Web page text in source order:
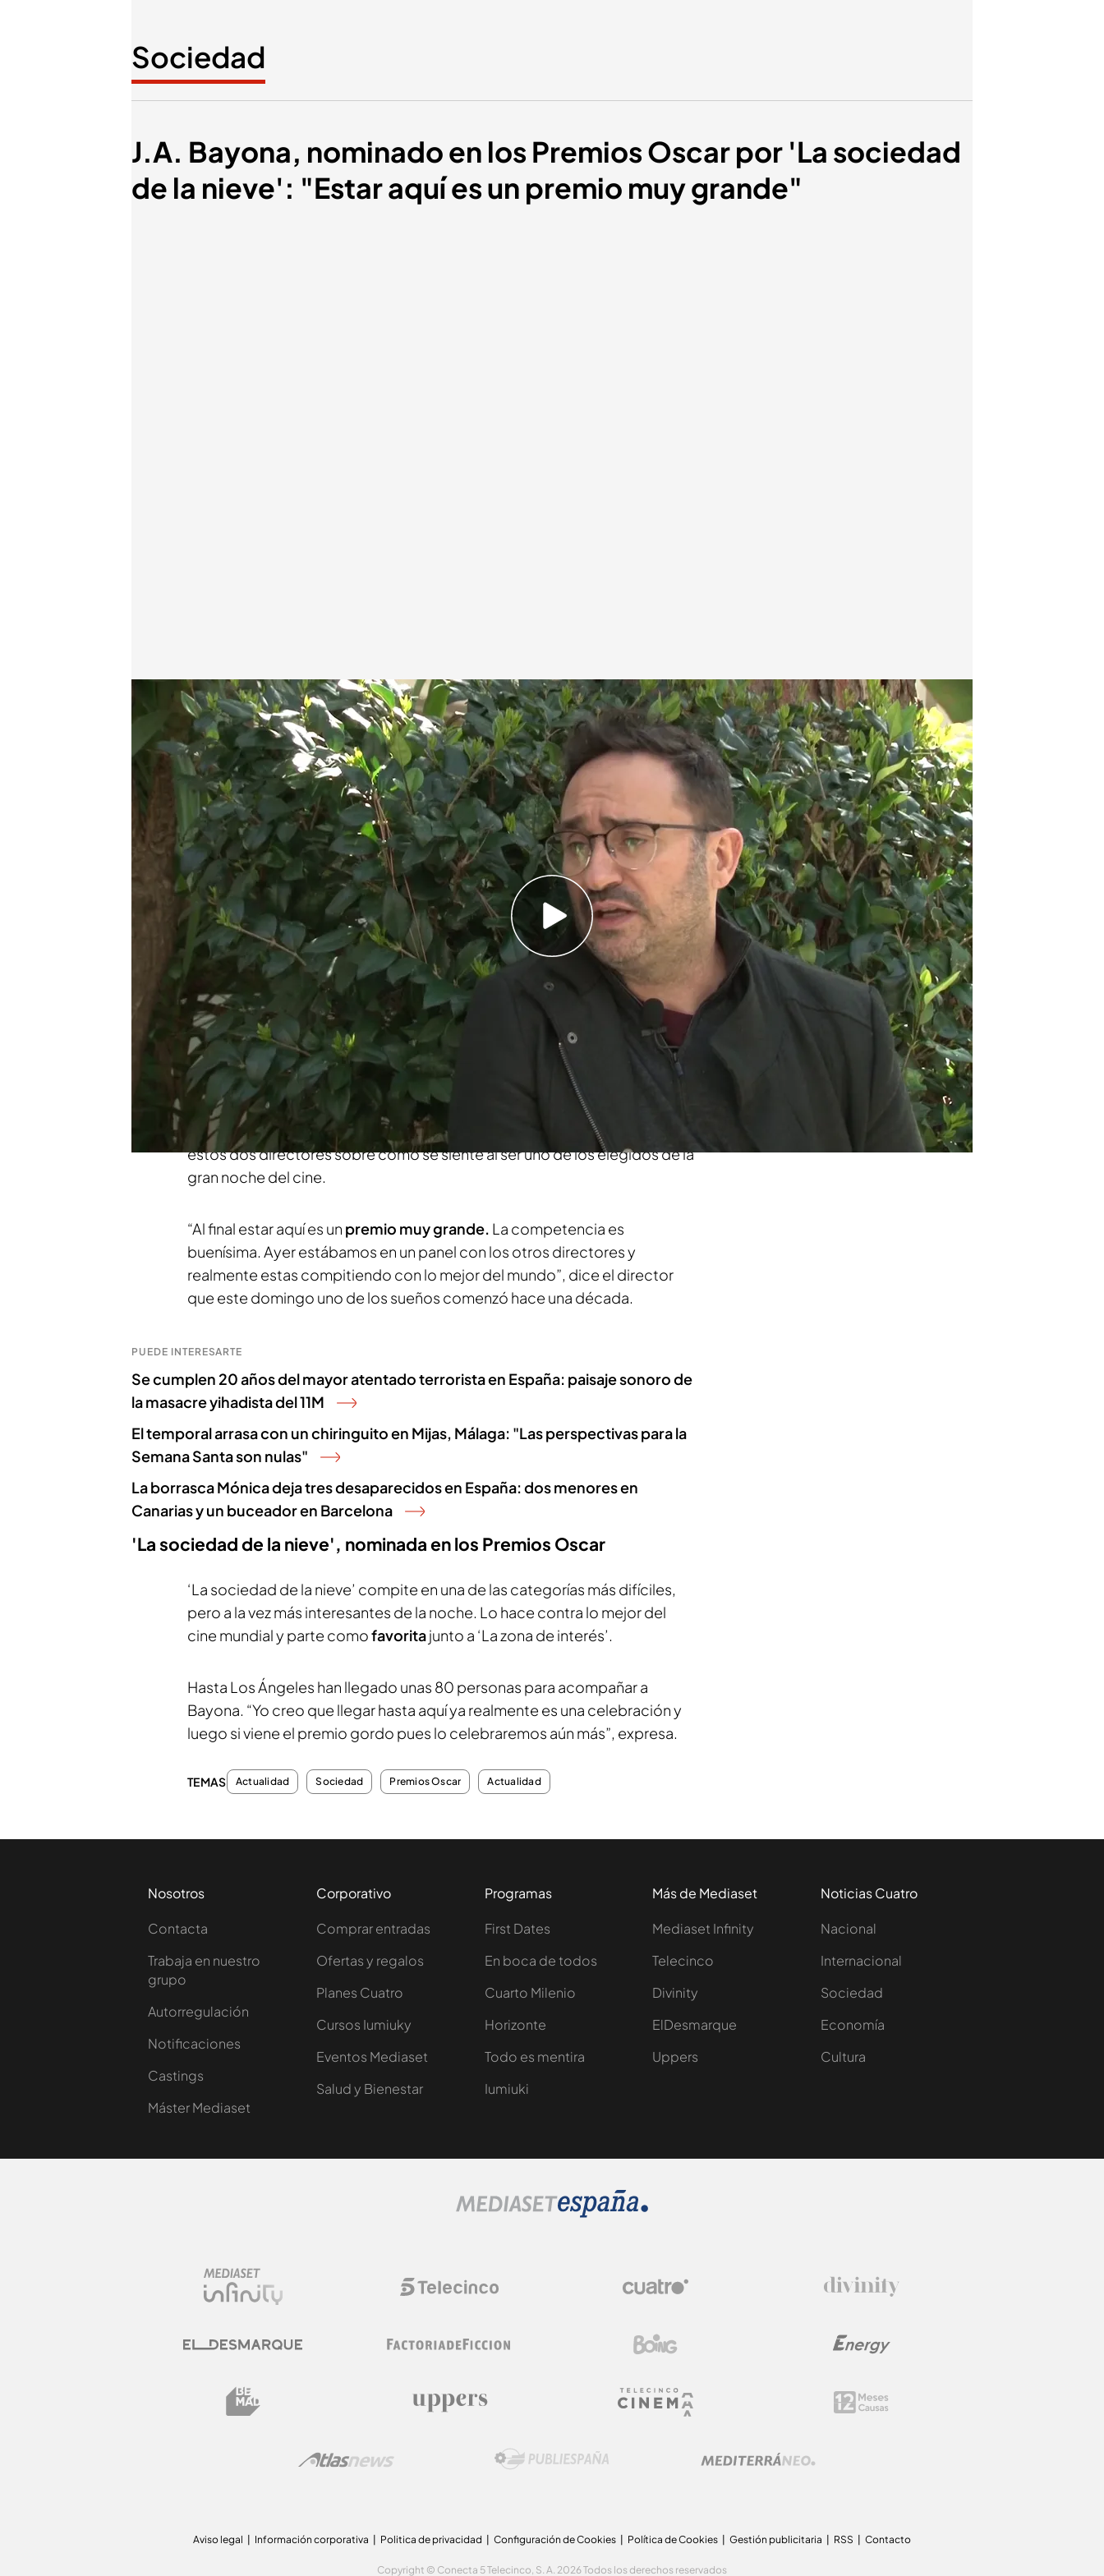
Sociedad
J.A. Bayona, nominado en los Premios Oscar por 'La sociedad
de la nieve': "Estar aquí es un premio muy grande"
J.A. Bayona, horas antes de los Premios Oscar': "Estar aquí es un premio muy grande" .Noticias Cuatro
Redacción digital Noticias Cuatro
10 MAR 2024 - 15:13h.
La película de 'La sociedad de la nieve' opta al Óscar por mejor película
internacional
Hasta Los Ángeles han llegado unas 80 personas para acompañar a
Juan Antonio Bayona
"Si viene el premio gordo pues lo celebraremos aún más”, expresa su
director
Compartir
Este 10 de marzo se celebra la 96ª edición de los Premios Oscar
tenemos que celebrar dos películas españolas entre las nominadas:
sociedad de la nieve’, de Juan Antonio Bayona
y ‘Robot dreams’ de Pablo
Berger.Marisol Teso , enviada especial, ha podido hablar con el primero de
estos dos directores sobre cómo se siente al ser uno de los elegidos de la
gran noche del cine.
“Al final estar aquí es un premio muy grande. La competencia es
buenísima. Ayer estábamos en un panel con los otros directores y
realmente estas compitiendo con lo mejor del mundo”, dice el director
que este domingo uno de los sueños comenzó hace una década.
PUEDE INTERESARTE
Se cumplen 20 años del mayor atentado terrorista en España: paisaje sonoro de
la masacre yihadista del 11M
El temporal arrasa con un chiringuito en Mijas, Málaga: "Las perspectivas para la
Semana Santa son nulas"
La borrasca Mónica deja tres desaparecidos en España: dos menores en
Canarias y un buceador en Barcelona
'La sociedad de la nieve', nominada en los Premios Oscar
‘La sociedad de la nieve’ compite en una de las categorías más difíciles,
pero a la vez más interesantes de la noche. Lo hace contra lo mejor del
cine mundial y parte comofavoritajunto a ‘La zona de interés’.
Hasta Los Ángeles han llegado unas 80 personas para acompañar a
Bayona. “Yo creo que llegar hasta aquí ya realmente es una celebración y
luego si viene el premio gordo pues lo celebraremos aún más”, expresa.
TEMAS Actualidad Sociedad Premios Oscar Actualidad
Nosotros
Contacta
Trabaja en nuestro
grupo
Autorregulación
Notificaciones
Castings
Máster Mediaset
Corporativo
Comprar entradas
Ofertas y regalos
Planes Cuatro
Cursos Iumiuky
Eventos Mediaset
Salud y Bienestar
Programas
First Dates
En boca de todos
Cuarto Milenio
Horizonte
Todo es mentira
Iumiuki
Más de Mediaset
Mediaset Infinity
Telecinco
Divinity
ElDesmarque
Uppers
Noticias Cuatro
Nacional
Internacional
Sociedad
Economía
Cultura
Aviso legal Información corporativa Politica de privacidad Configuración de Cookies Política de Cookies Gestión publicitaria RSS Contacto
Copyright © Conecta 5 Telecinco, S. A. 2026 Todos los derechos reservados